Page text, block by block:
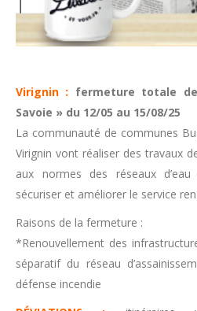
Virignin : fermeture totale
Savoie » du 12/05 au 15/08/25
La communauté de communes
Virignin vont réaliser des travaux
aux normes des réseaux d’eau
sécuriser et améliorer le service
Raisons de la fermeture :
*Renouvellement des
séparatif du réseau
défense incendie